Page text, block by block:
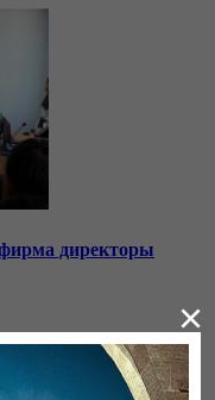
директоры
×